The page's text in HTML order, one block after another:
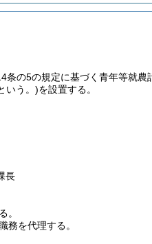
条の5の規定に基づく青年等就
いう。)を設置する。
長
。
務を代理する。